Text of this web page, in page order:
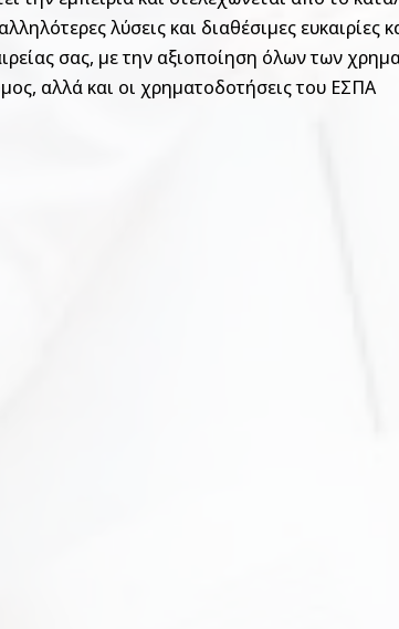
λύσεις και διαθέσιμες
σας, με την αξιοποίηση όλων των
αλλά και οι χρηματοδοτήσεις του ΕΣΠΑ